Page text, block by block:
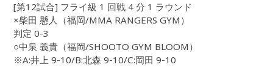
[第12試合] フライ級 1 回戦 4 分 1 ラウンド
×柴田 懸人（福岡/MMA RANGERS GYM）
判定 0-3
○中泉 義貴（福岡/SHOOTO GYM BLOOM）
※A:井上 9-10/B:北森 9-10/C:岡田 9-10